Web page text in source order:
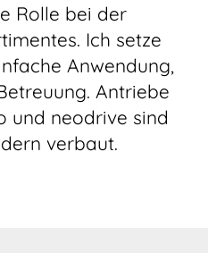
Rolle bei der
Ich setze
Anwendung,
Antriebe
und neodrive sind
verbaut.